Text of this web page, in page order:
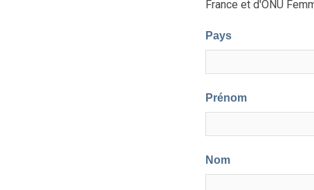
France et d'ONU
Pays
Prénom
Nom